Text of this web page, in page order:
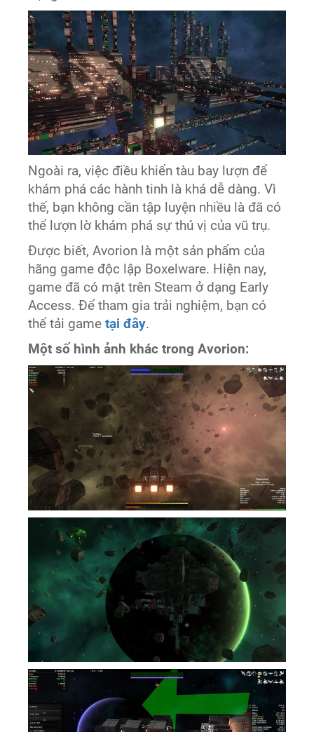
Ngoài ra, việc điều khiển tàu bay lượn để
khám phá các hành tinh là khá dễ dàng. Vì
thế, bạn không cần tập luyện nhiều là đã có
thể lượn lờ khám phá sự thú vị của vũ trụ.
Được biết, Avorion là một sản phẩm của
hãng game độc lập Boxelware. Hiện nay,
game đã có mặt trên Steam ở dạng Early
Access. Để tham gia trải nghiệm, bạn có
thể tải gametại đây.
Một số hình ảnh khác trong Avorion: